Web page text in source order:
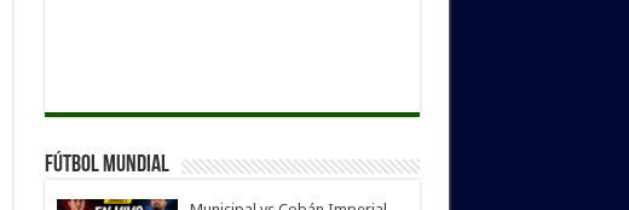
Fútbol Mundial